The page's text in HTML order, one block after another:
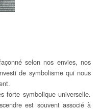
selon nos envies, nos
de symbolisme qui nous
forte symbolique universelle.
est souvent associé à